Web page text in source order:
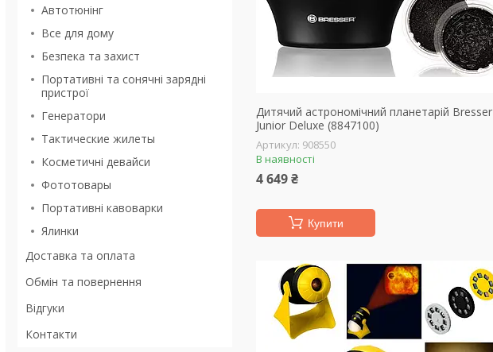
Автотюнінг
Все для дому
Безпека та захист
Портативні та сонячні зарядні
пристрої
Генератори
Тактические жилеты
Косметичні девайси
Фототовары
Портативні кавоварки
Ялинки
Доставка та оплата
Обмін та повернення
Відгуки
Контакти
Дитячий астрономічний планетарій Bresser
Junior Deluxe (8847100)
908550
В наявності
4 649 ₴
Купити